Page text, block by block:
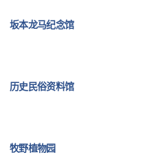
坂本龙马纪念馆
历史民俗资料馆
牧野植物园